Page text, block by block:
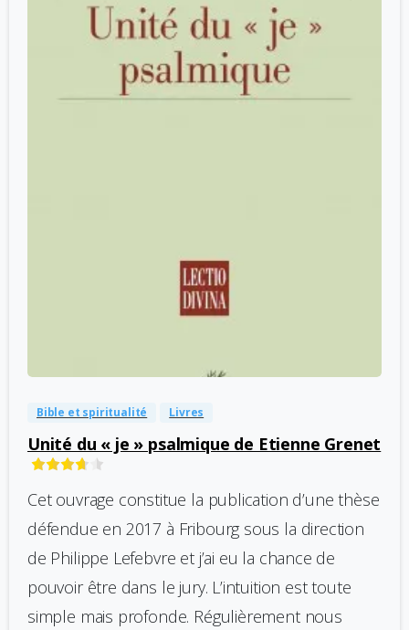
Bible et spiritualité Livres
Unité du « je » psalmique de Etienne Grenet
Cet ouvrage constitue la publication d’une thèse
défendue en 2017 à Fribourg sous la direction
de Philippe Lefebvre et j’ai eu la chance de
pouvoir être dans le jury. L’intuition est toute
simple mais profonde. Régulièrement nous